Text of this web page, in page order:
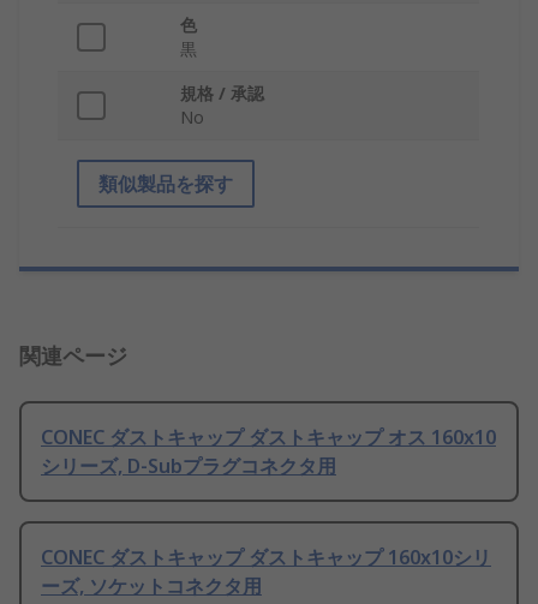
色
黒
規格 / 承認
No
類似製品を探す
関連ページ
CONEC ダストキャップ ダストキャップ オス 160x10
シリーズ, D-Subプラグコネクタ用
CONEC ダストキャップ ダストキャップ 160x10シリ
ーズ, ソケットコネクタ用